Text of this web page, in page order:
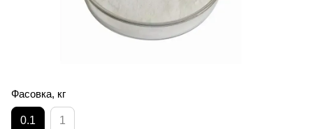
Фасовка, кг
0.1 1